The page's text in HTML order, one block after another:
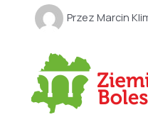
Przez Marcin